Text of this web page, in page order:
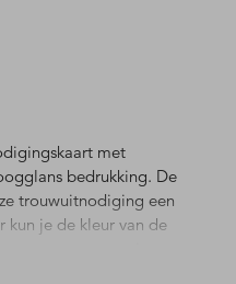
met
bedrukking. De
trouwuitnodiging een
kun je de kleur van de
weten, wij helpen je